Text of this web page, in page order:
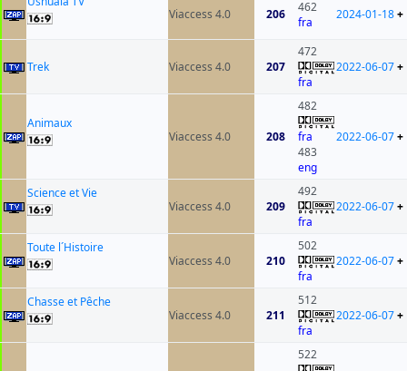
Viaccess 4.0
206
462
fra
2024-01-18+
Trek Viaccess 4.0 207
472
fra
2022-06-07+
Animaux
Viaccess 4.0
208
482
fra
483
eng
2022-06-07+
Science et Vie
Viaccess 4.0
209
492
fra
2022-06-07+
Toute l´Histoire
Viaccess 4.0
210
502
fra
2022-06-07+
Chasse et Pêche
Viaccess 4.0
211
512
fra
2022-06-07+
522